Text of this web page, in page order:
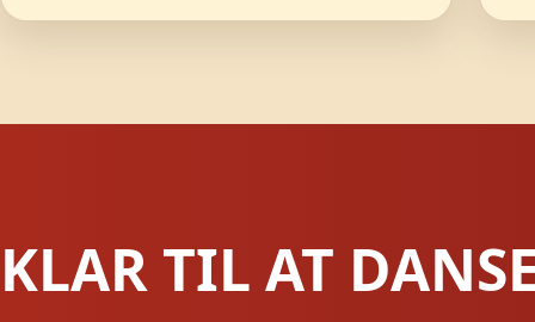
KLAR TIL AT